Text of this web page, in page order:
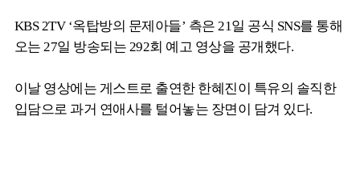
KBS 2TV ‘옥탑방의 문제아들’ 측은 21일 공식 SNS를 통해
오는 27일 방송되는 292회 예고 영상을 공개했다.
이날 영상에는 게스트로 출연한 한혜진이 특유의 솔직한
입담으로 과거 연애사를 털어놓는 장면이 담겨 있다.